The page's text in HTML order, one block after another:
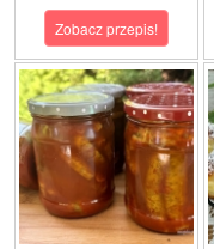
Zobacz przepis!